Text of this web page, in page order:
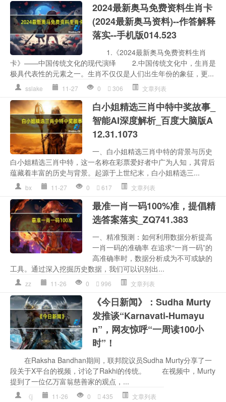
2024最新奥马免费资料生肖卡
(2024最新奥马资料)--作答解释
落实--手机版014.523
1.《2024最新奥马免费资料生肖
卡》——中国传统文化的现代演绎 2.中国传统文化中，生肖是
极具代表性的元素之一。生肖不仅仅是人们出生年份的象征，更...
sslake 11-27 0 306 文章列表
白小姐精选三肖中特中奖故事_
智能AI深度解析_百度大脑版A
12.31.1073
一、白小姐精选三肖中特的背景与历史
白小姐精选三肖中特，这一名称在彩票爱好者中广为人知，其背后
蕴藏着丰富的历史与背景。起源于上世纪末，白小姐精选三...
bx 11-27 0 617 文章列表
最准一肖一码100%准，提倡精
选答案落实_ZQ741.383
一、精准预测：如何利用数据分析提高
一肖一码的准确率 在追求“一肖一码”的
高准确率时，数据分析成为不可或缺的
工具。通过深入挖掘历史数据，我们可以识别出...
zz 11-26 0 996 文章列表
《今日新闻》：Sudha Murty
发推谈“Karnavati-Humayu
n”，网友惊呼“一周读100小
时”！
在Raksha Bandhan期间，联邦院议员Sudha Murty分享了一
段关于X平台的视频，讨论了Rakhi的传统。 在视频中，Murty
提到了一位亿万富翁慈善家的观点，...
《j 11-26 0 435 文章列表